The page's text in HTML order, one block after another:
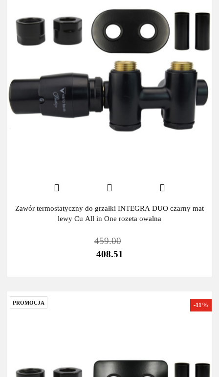
Zawór termostatyczny do grzałki INTEGRA DUO czarny mat
lewy Cu All in One rozeta owalna
459.00
408.51
PROMOCJA -11%